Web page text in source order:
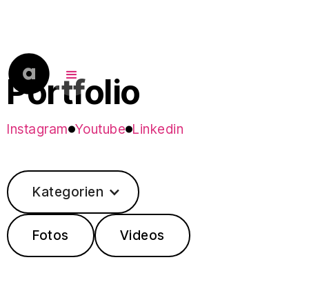
Portfolio
Instagram Youtube Linkedin
Kategorien
Fotos Videos